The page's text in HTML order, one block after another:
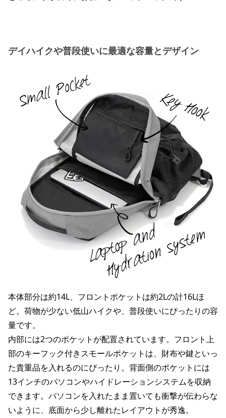
デイハイクや普段使いに最適な容量とデザイン
本体部分は約14L、フロントポケットは約2Lの計16Lほ
ど。荷物が少ない低山ハイクや、普段使いにぴったりの容
量です。
内部には2つのポケットが配置されています。フロント上
部のキーフック付きスモールポケットは、財布や鍵といっ
た貴重品を入れるのにぴったり。背面側のポケットには
13インチのパソコンやハイドレーションシステムを収納
できます。パソコンを入れたまま置いても衝撃が伝わらな
いように、底面から少し離れたレイアウトが秀逸。